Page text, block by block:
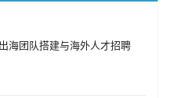
海团队搭建与海外人才招聘